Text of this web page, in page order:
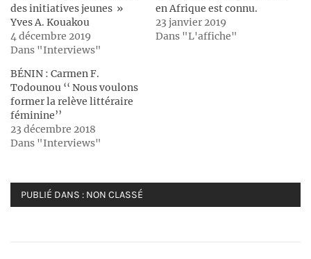
des initiatives jeunes »
Yves A. Kouakou
4 décembre 2019
Dans "Interviews"
en Afrique est connu.
23 janvier 2019
Dans "L'affiche"
BÉNIN : Carmen F.
Todounou ‘‘ Nous voulons
former la relève littéraire
féminine’’
23 décembre 2018
Dans "Interviews"
PUBLIÉ DANS : NON CLASSÉ